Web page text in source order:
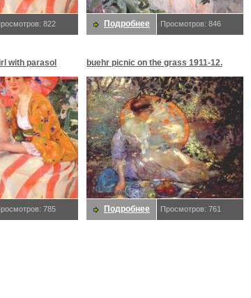
822 Подробнее Просмотров: 846
with parasol
785
buehr picnic on the grass 1911-12.
Buehr
Подробнее Просмотров: 761